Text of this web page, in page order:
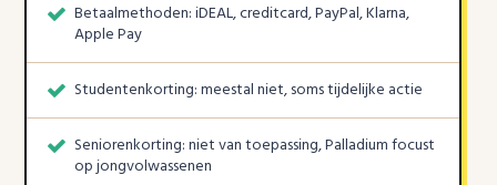
Betaalmethoden: iDEAL, creditcard, PayPal, Klarna,
Apple Pay
Studentenkorting: meestal niet, soms tijdelijke actie
Seniorenkorting: niet van toepassing, Palladium focust
op jongvolwassenen